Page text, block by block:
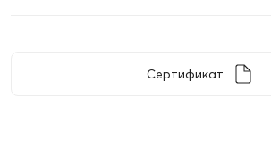
Сертификат